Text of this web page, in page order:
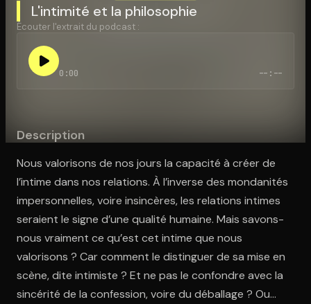
L'intimité et la philosophie
Écouter l'extrait du podcast :
0:00 --:--
Description
Nous valorisons de nos jours la capacité à créer de
l’intime dans nos relations. À l’inverse des mondanités
impersonnelles, voire insincères, les relations intimes
seraient le signe d’une qualité humaine. Mais savons-
nous vraiment ce qu’est cet intime que nous
valorisons ? Car comment le distinguer de sa mise en
scène, dite intimiste ? Et ne pas le confondre avec la
sincérité de la confession, voire du déballage ? Ou